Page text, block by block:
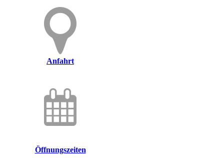
Anfahrt
Öffnungszeiten